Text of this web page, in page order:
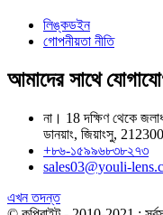
লিঙ্কডইন
গোপনীয়তা নীতি
আমাদের সাথে
না। 18 দক্ষিণ থেকে
ডানয়াং, জিয়াংসু,
+৮৬-১৫৯৯৬৮৩৮২৭৩
sales03@youli-
এখন তদন্ত